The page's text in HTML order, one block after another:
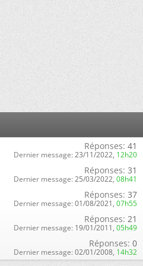
Réponses: 41
Dernier message: 23/11/2022, 12h20
Réponses: 31
Dernier message: 25/03/2022, 08h41
Réponses: 37
Dernier message: 01/08/2021, 07h55
Réponses: 21
Dernier message: 19/01/2011, 05h49
Réponses: 0
Dernier message: 02/01/2008, 14h32